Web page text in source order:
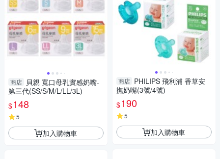
商店 貝親 寬口母乳實感奶嘴-
第三代(SS/S/M/L/LL/3L)
$148
5
加入購物車
商店 PHILIPS 飛利浦 香草安
撫奶嘴(3號/4號)
$190
5
加入購物車